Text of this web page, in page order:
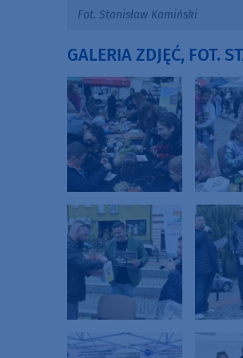
Fot. Stanisław Kamiński
GALERIA ZDJĘĆ, FOT.